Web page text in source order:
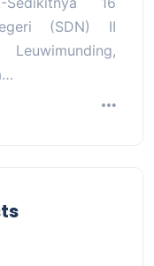
(SDN) II